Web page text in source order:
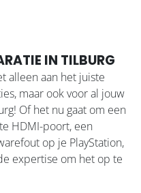
IN TILBURG
alleen aan het juiste
maar ook voor al jouw
Of het nu gaat om een
HDMI-poort, een
op je PlayStation,
expertise om het op te